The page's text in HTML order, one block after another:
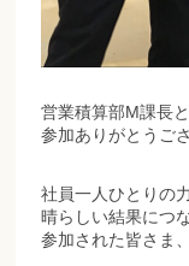
営業積算部M課長
参加ありがとうご
社員一人ひとりの
晴らしい結果につ
参加された皆さま